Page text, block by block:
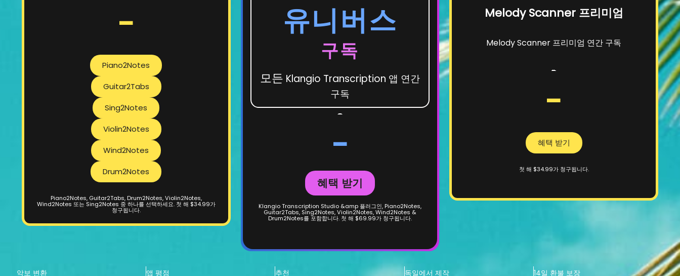
-
Piano2Notes
Guitar2Tabs
Sing2Notes
Violin2Notes
Wind2Notes
Drum2Notes
Piano2Notes, Guitar2Tabs, Drum2Notes, Violin2Notes,
Wind2Notes 또는 Sing2Notes 중 하나를 선택하세요. 첫 해 $34.99가
청구됩니다.
유니버스
구독
모든 Klangio Transcription 앱 연간
구독
-
-
혜택 받기
Klangio Transcription Studio &amp 플러그인, Piano2Notes,
Guitar2Tabs, Sing2Notes, Violin2Notes, Wind2Notes &
Drum2Notes를 포함합니다. 첫 해 $69.99가 청구됩니다.
Melody Scanner 프리미엄
Melody Scanner 프리미엄 연간 구독
-
-
혜택 받기
첫 해 $34.99가 청구됩니다.
악보 변환 앱 평점 추천 독일에서 제작 14일 환불 보장